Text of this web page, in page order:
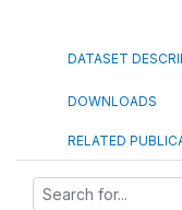
DATASET
DOWNLOADS
RELATED